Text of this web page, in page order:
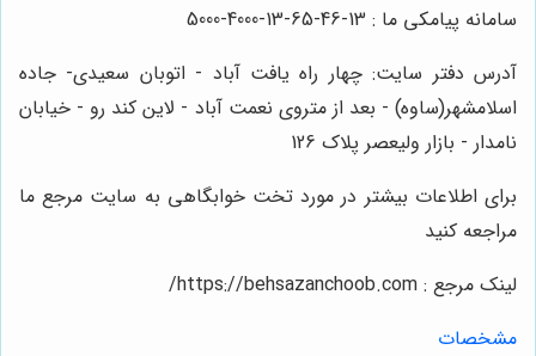
سامانه پیامکی ما : 13-46-65-13-4000-5000
آدرس دفتر سایت: چهار راه یافت آباد - اتوبان سعیدی- جاده
اسلامشهر(ساوه) - بعد از متروی نعمت آباد - لاین کند رو - خیابان
نامدار - بازار ولیعصر پلاک 126
برای اطلاعات بیشتر در مورد تخت خوابگاهی به سایت مرجع ما
مراجعه کنید
لینک مرجع : https://behsazanchoob.com/
مشخصات